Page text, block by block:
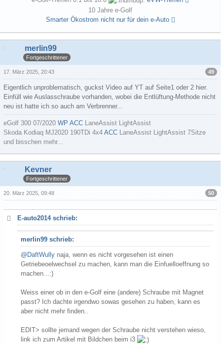
10 Jahre e-Golf
Smarter Ökostrom nicht nur für dein e-Auto
merlin99
Fortgeschrittener
49
17. März 2025, 20:43
Eigentlich unproblematisch, guckst Video auf YT auf Seite1 oder 2 hier.
Einfüll wie Auslasschraube vorhanden, wobei die Entlüftung-Methode nicht
neu ist hatte ich so auch am Verbrenner...
eGolf 300 07/2020 WP ACC LaneAssist LightAssist
Skoda Kodiaq MJ2020 190TDi 4x4 ACC LaneAssist LightAssist 7Sitze
und bisschen mehr...
Kevner
Fortgeschrittener
50
20. März 2025, 09:48
E-auto2014 schrieb:
merlin99 schrieb:
@DaftWully naja, wenn es nicht vorgesehen ist einen
Getriebeoelwechsel zu machen, kann man die Einfuelloeffnung so
machen...:)
Weiss einer ob in den e-Golf eine (andere) Schraube mit Magnet
passt? Ich dachte irgendwo sowas gesehen zu haben, kann es
aber nicht mehr finden..
EDIT> sollte jemand wegen der Schraube nicht verstehen wieso,
link ich zum Artikel mit Bildchen beim i3